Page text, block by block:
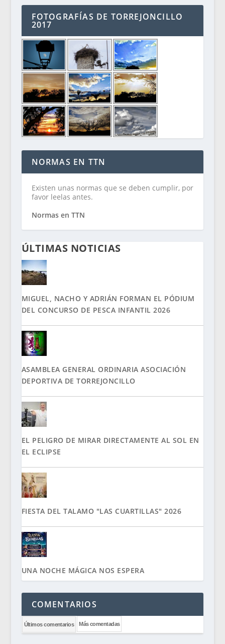
FOTOGRAFÍAS DE TORREJONCILLO
2017
NORMAS EN TTN
Existen unas normas que se deben cumplir, por
favor leelas antes.
Normas en TTN
ÚLTIMAS NOTICIAS
MIGUEL, NACHO Y ADRIÁN FORMAN EL PÓDIUM
DEL CONCURSO DE PESCA INFANTIL 2026
ASAMBLEA GENERAL ORDINARIA ASOCIACIÓN
DEPORTIVA DE TORREJONCILLO
EL PELIGRO DE MIRAR DIRECTAMENTE AL SOL EN
EL ECLIPSE
FIESTA DEL TALAMO "LAS CUARTILLAS" 2026
UNA NOCHE MÁGICA NOS ESPERA
COMENTARIOS
Últimos comentarios Más comentadas